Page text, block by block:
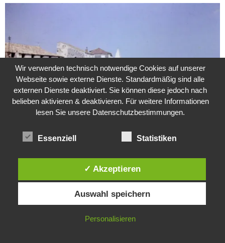
Hartz 4 – Der Staat im Staat
20. Juni 2017
Diese Website verwendet Cookies. Durch die weitere Nutzung dieser
Website stimmst du der Verwendung von Cookies zu.
IN ORDNUNG
Wir verwenden technisch notwendige Cookies auf unserer
Webseite sowie externe Dienste. Standardmäßig sind alle
externen Dienste deaktiviert. Sie können diese jedoch nach
belieben aktivieren & deaktivieren. Für weitere Informationen
lesen Sie unsere Datenschutzbestimmungen.
Essenziell Statistiken
✓ Akzeptieren
Auswahl speichern
Personalisieren